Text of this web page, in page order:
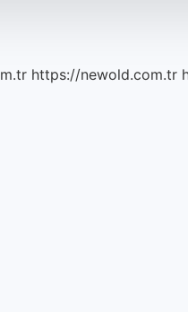
https://newold.com.tr